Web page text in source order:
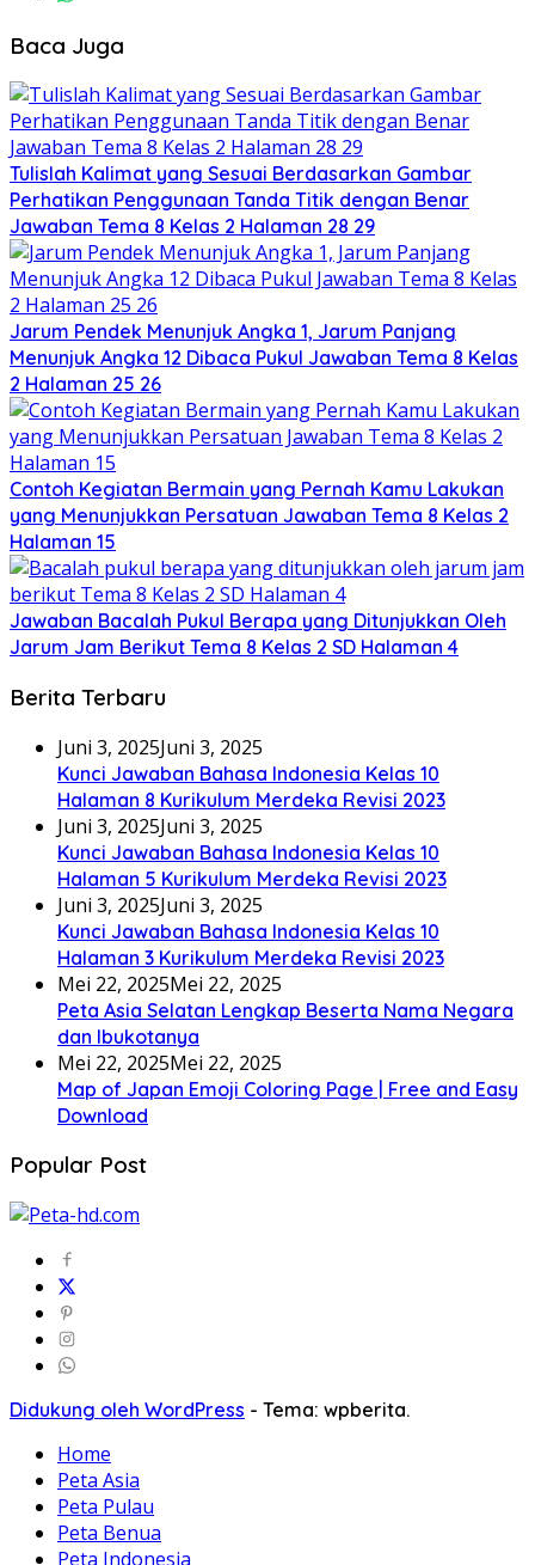
Baca Juga
Tulislah Kalimat yang Sesuai Berdasarkan Gambar
Perhatikan Penggunaan Tanda Titik dengan Benar
Jawaban Tema 8 Kelas 2 Halaman 28 29
Jarum Pendek Menunjuk Angka 1, Jarum Panjang
Menunjuk Angka 12 Dibaca Pukul Jawaban Tema 8 Kelas
2 Halaman 25 26
Contoh Kegiatan Bermain yang Pernah Kamu Lakukan
yang Menunjukkan Persatuan Jawaban Tema 8 Kelas 2
Halaman 15
Jawaban Bacalah Pukul Berapa yang Ditunjukkan Oleh
Jarum Jam Berikut Tema 8 Kelas 2 SD Halaman 4
Berita Terbaru
Juni 3, 2025Juni 3, 2025
Kunci Jawaban Bahasa Indonesia Kelas 10
Halaman 8 Kurikulum Merdeka Revisi 2023
Juni 3, 2025Juni 3, 2025
Kunci Jawaban Bahasa Indonesia Kelas 10
Halaman 5 Kurikulum Merdeka Revisi 2023
Juni 3, 2025Juni 3, 2025
Kunci Jawaban Bahasa Indonesia Kelas 10
Halaman 3 Kurikulum Merdeka Revisi 2023
Mei 22, 2025Mei 22, 2025
Peta Asia Selatan Lengkap Beserta Nama Negara
dan Ibukotanya
Mei 22, 2025Mei 22, 2025
Map of Japan Emoji Coloring Page | Free and Easy
Download
Popular Post
Didukung oleh WordPress - Tema: wpberita.
Home
Peta Asia
Peta Pulau
Peta Benua
Peta Indonesia